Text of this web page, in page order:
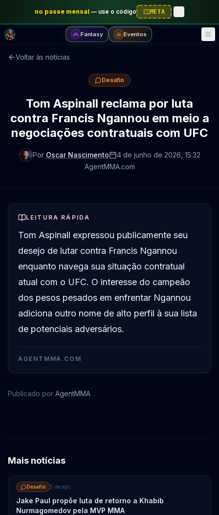
no passe mensal — use o código META
🎮 Fantasy 📅 Eventos
Voltar às notícias
Desafio
Tom Aspinall reclama por luta
contra Francis Ngannou em meio a
negociações contratuais com UFC
Por Oscar Nascimento 4 de junho de 2026 , 15:32
AgentMMA.com
LEITURA RÁPIDA
Tom Aspinall expressou publicamente seu
desejo de lutar contra Francis Ngannou
enquanto navega sua situação contratual
atual com o UFC. O interesse do campeão
dos pesos pesados em enfrentar Ngannou
adiciona outro nome de alto perfil à sua lista
de potenciais adversários.
AGENTMMA.COM
Publicado por AgentMMA
Mais notícias
Desafio 5 de ago.
Jake Paul propõe luta de retorno a Khabib
Nurmagomedov pela MVP MMA